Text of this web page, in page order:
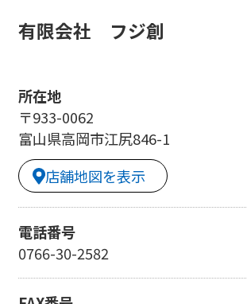
有限会社 フジ創
所在地
〒933-0062
富山県高岡市江尻846-1
店舗地図を表示
電話番号
0766-30-2582